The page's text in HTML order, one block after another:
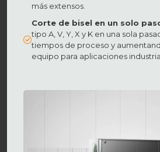
más extensos.
Corte de bisel en un solo
tipo A, V, Y, X y K en una sola
tiempos de proceso y
equipo para aplicaciones